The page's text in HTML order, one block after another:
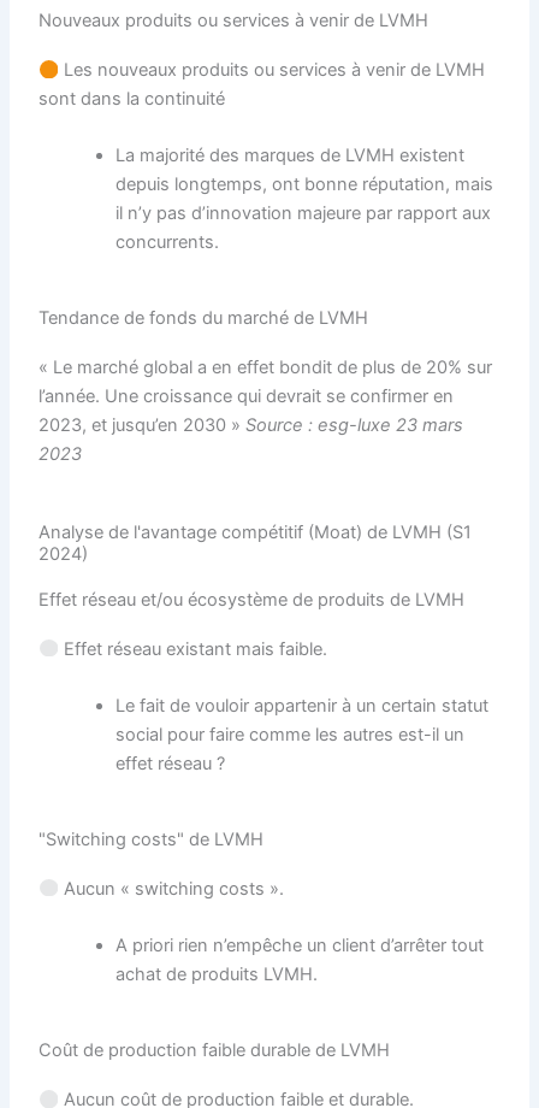
Nouveaux produits ou services à venir de LVMH
Les nouveaux produits ou services à venir de LVMH
sont dans la continuité
La majorité des marques de LVMH existent
depuis longtemps, ont bonne réputation, mais
il n’y pas d’innovation majeure par rapport aux
concurrents.
Tendance de fonds du marché de LVMH
« Le marché global a en effet bondit de plus de 20% sur
l’année. Une croissance qui devrait se confirmer en
2023, et jusqu’en 2030 »Source : esg-luxe 23 mars
2023
Analyse de l'avantage compétitif (Moat) de LVMH (S1
2024)
Effet réseau et/ou écosystème de produits de LVMH
Effet réseau existant mais faible.
Le fait de vouloir appartenir à un certain statut
social pour faire comme les autres est-il un
effet réseau ?
"Switching costs" de LVMH
Aucun « switching costs ».
A priori rien n’empêche un client d’arrêter tout
achat de produits LVMH.
Coût de production faible durable de LVMH
Aucun coût de production faible et durable.